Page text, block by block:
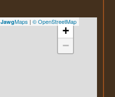
+
−
JawgMaps | © OpenStreetMap